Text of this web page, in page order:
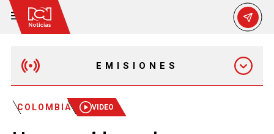
EMISIONES
EMISIÓN 12:30 PM
COLOMBIA VIDEO